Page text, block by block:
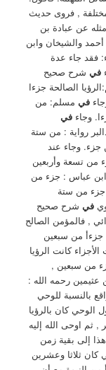
, فروى حديث
عن عبادة بن
أحمد والشيخان وابن
فقد جاء عدة
في شرح صحيح
الصالحة جزءا
في مسلم: من
‏وجاءفي
رواية : من ستة
وجاء عند
من تسعة وأربعين
ابن عباس : جزء من
جزء من ستة
في شرح صحيح
, فالمؤمن الصالح
جزءأ من سبعين
كانت الرؤيا
من سبعين ,
رحمه الله :
بالنسبة للوحي
الوحي كان بالرؤيا
ثم اوحى الله إليه
إلى بقية زمن
كان ثلاثا وعشرين